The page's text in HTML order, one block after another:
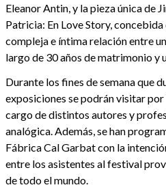
Eleanor Antin, y la pieza única de
Patricia: En Love Story,
compleja e íntima relación entre
largo de 30 años de matrimonio y
Durante los fines de semana que
exposiciones se podrán visitar
cargo de distintos autores y
analógica. Además, se han
Fábrica Cal Garbat con la
entre los asistentes al festival
de todo el mundo.